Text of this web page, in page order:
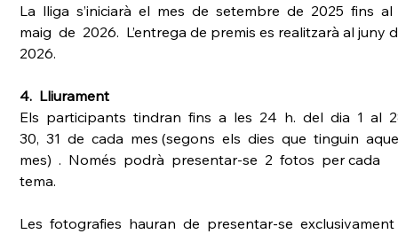
La  lliga  s’iniciarà  el  mes  de  setembre  de  2025  fins
maig  de  2026.  L’entrega de premis es realitzarà al juny
2026.
4.  Lliurament
Els  participants  tindran  fins  a  les  24  h.  del  dia  1  al
30,  31  de  cada  mes (segons  els  dies  que  tinguin
mes)  .  Només  podrà  presentar-se  2  fotos  per cada
tema.
Les  fotografies  hauran  de  presentar-se